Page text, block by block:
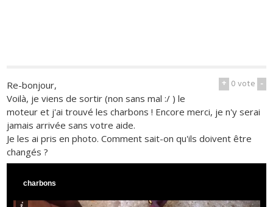
+ 0vote -
Re-bonjour,
Voilà, je viens de sortir (non sans mal :/ ) le
moteur et j'ai trouvé les charbons ! Encore merci, je n'y serai
jamais arrivée sans votre aide.
Je les ai pris en photo. Comment sait-on qu'ils doivent être
changés ?
charbons